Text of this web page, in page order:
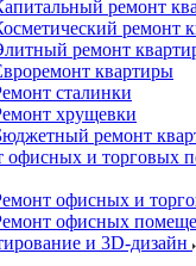
ремонт
ремонт
ремонт
квартиры
сталинки
хрущевки
ремонт
офисных и торговых
офисных и
офисных
и 3D-дизайн